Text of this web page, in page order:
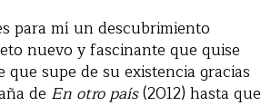
para mí un descubrimiento
nuevo y fascinante que quise
que supe de su existencia gracias
de En otro país(2012) hasta que